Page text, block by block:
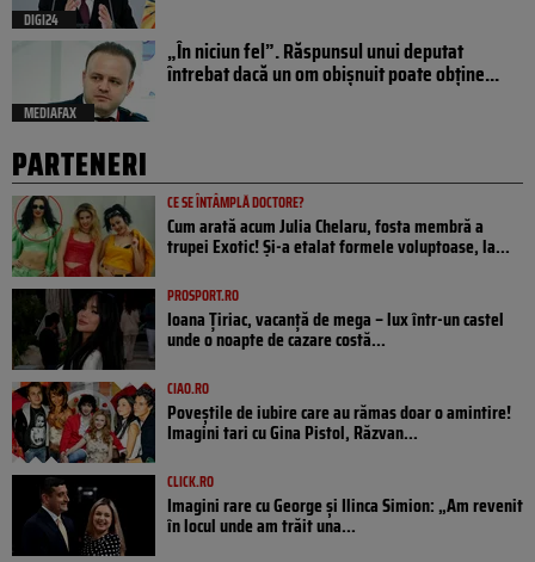
DIGI24
MEDIAFAX
„În niciun fel”. Răspunsul unui deputat
întrebat dacă un om obișnuit poate obține...
PARTENERI
CE SE ÎNTÂMPLĂ DOCTORE?
Cum arată acum Julia Chelaru, fosta membră a
trupei Exotic! Și-a etalat formele voluptoase, la...
PROSPORT.RO
Ioana Țiriac, vacanță de mega – lux într-un castel
unde o noapte de cazare costă...
CIAO.RO
Poveştile de iubire care au rămas doar o amintire!
Imagini tari cu Gina Pistol, Răzvan...
CLICK.RO
Imagini rare cu George și Ilinca Simion: „Am revenit
în locul unde am trăit una...